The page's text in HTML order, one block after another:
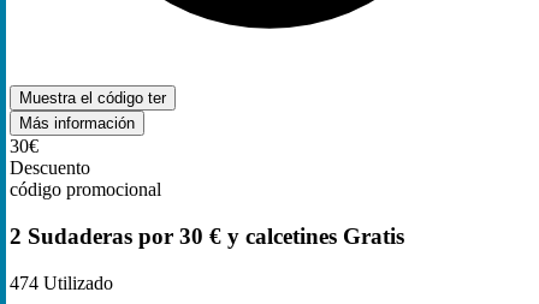
Muestra el código ter
Más información
30€
Descuento
código promocional
2 Sudaderas por 30 € y calcetines Gratis
474 Utilizado